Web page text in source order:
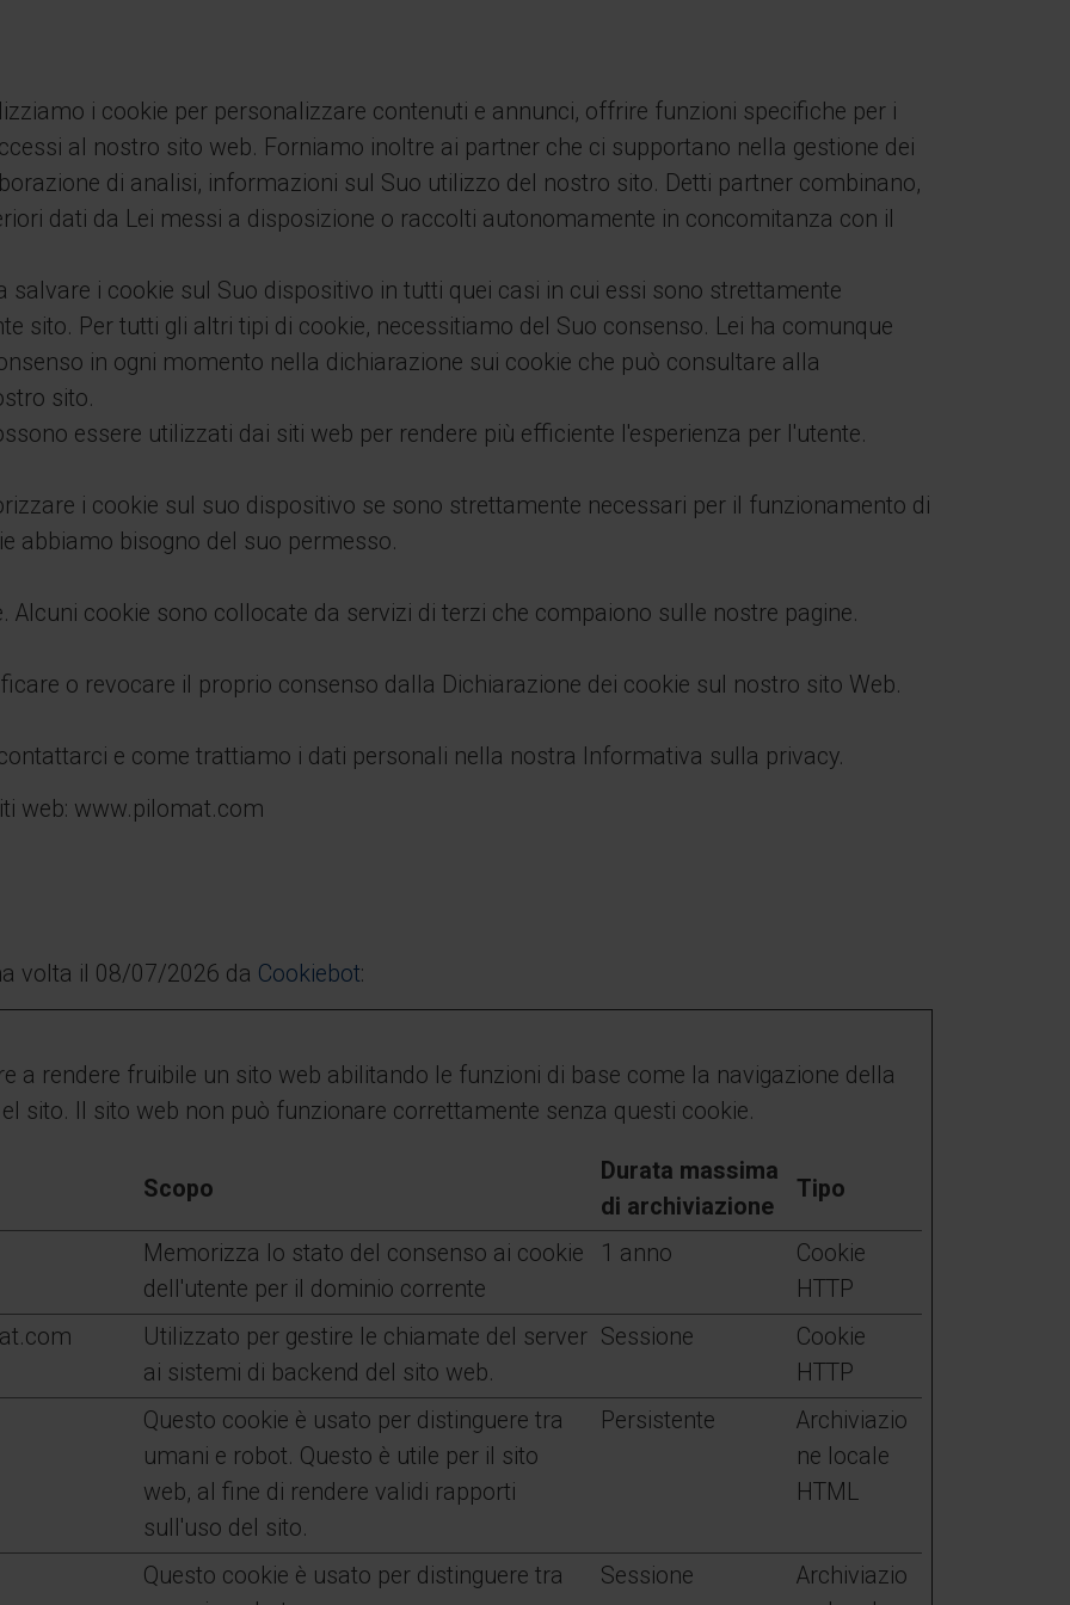
i cookie per personalizzare contenuti e annunci, offrire funzioni specifiche per i
al nostro sito web. Forniamo inoltre ai partner che ci supportano nella gestione dei
di analisi, informazioni sul Suo utilizzo del nostro sito. Detti partner combinano,
dati da Lei messi a disposizione o raccolti autonomamente in concomitanza con il
salvare i cookie sul Suo dispositivo in tutti quei casi in cui essi sono strettamente
sito. Per tutti gli altri tipi di cookie, necessitiamo del Suo consenso. Lei ha comunque
in ogni momento nella dichiarazione sui cookie che può consultare alla
sito.
essere utilizzati dai siti web per rendere più efficiente l'esperienza per l'utente.
i cookie sul suo dispositivo se sono strettamente necessari per il funzionamento di
abbiamo bisogno del suo permesso.
Alcuni cookie sono collocate da servizi di terzi che compaiono sulle nostre pagine.
o revocare il proprio consenso dalla Dichiarazione dei cookie sul nostro sito Web.
e come trattiamo i dati personali nella nostra Informativa sulla privacy.
web: www.pilomat.com
volta il 08/07/2026 da Cookiebot:
a rendere fruibile un sito web abilitando le funzioni di base come la navigazione della
sito. Il sito web non può funzionare correttamente senza questi cookie.
Scopo
Durata massima
di archiviazione
Tipo
Memorizza lo stato del consenso ai cookie
dell'utente per il dominio corrente
1 anno
Cookie
HTTP
Utilizzato per gestire le chiamate del server
ai sistemi di backend del sito web.
Sessione
Cookie
HTTP
Questo cookie è usato per distinguere tra
umani e robot. Questo è utile per il sito
web, al fine di rendere validi rapporti
sull'uso del sito.
Persistente
Archiviazio
ne locale
HTML
Questo cookie è usato per distinguere tra
Sessione
Archiviazio